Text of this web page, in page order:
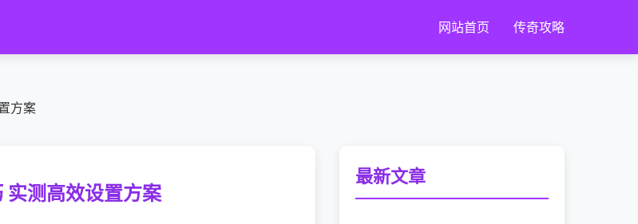
网站首页 传奇攻略
方案
实测高效设置方案
最新文章